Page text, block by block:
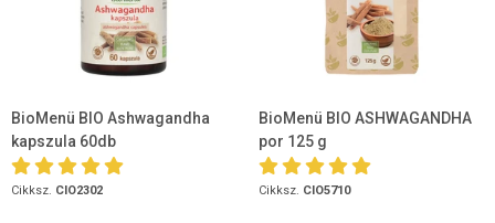
BioMenü BIO Ashwagandha
kapszula 60db
Cikksz. CIO2302
BioMenü BIO ASHWAGANDHA
por 125 g
Cikksz. CIO5710